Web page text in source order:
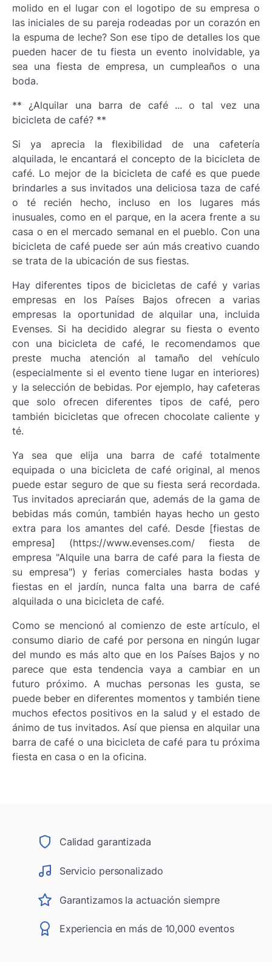
molido en el lugar con el logotipo de su empresa o
las iniciales de su pareja rodeadas por un corazón en
la espuma de leche? Son ese tipo de detalles los que
pueden hacer de tu fiesta un evento inolvidable, ya
sea una fiesta de empresa, un cumpleaños o una
boda.
** ¿Alquilar una barra de café ... o tal vez una
bicicleta de café? **
Si ya aprecia la flexibilidad de una cafetería
alquilada, le encantará el concepto de la bicicleta de
café. Lo mejor de la bicicleta de café es que puede
brindarles a sus invitados una deliciosa taza de café
o té recién hecho, incluso en los lugares más
inusuales, como en el parque, en la acera frente a su
casa o en el mercado semanal en el pueblo. Con una
bicicleta de café puede ser aún más creativo cuando
se trata de la ubicación de sus fiestas.
Hay diferentes tipos de bicicletas de café y varias
empresas en los Países Bajos ofrecen a varias
empresas la oportunidad de alquilar una, incluida
Evenses. Si ha decidido alegrar su fiesta o evento
con una bicicleta de café, le recomendamos que
preste mucha atención al tamaño del vehículo
(especialmente si el evento tiene lugar en interiores)
y la selección de bebidas. Por ejemplo, hay cafeteras
que solo ofrecen diferentes tipos de café, pero
también bicicletas que ofrecen chocolate caliente y
té.
Ya sea que elija una barra de café totalmente
equipada o una bicicleta de café original, al menos
puede estar seguro de que su fiesta será recordada.
Tus invitados apreciarán que, además de la gama de
bebidas más común, también hayas hecho un gesto
extra para los amantes del café. Desde [fiestas de
empresa] (https://www.evenses.com/ fiesta de
empresa "Alquile una barra de café para la fiesta de
su empresa") y ferias comerciales hasta bodas y
fiestas en el jardín, nunca falta una barra de café
alquilada o una bicicleta de café.
Como se mencionó al comienzo de este artículo, el
consumo diario de café por persona en ningún lugar
del mundo es más alto que en los Países Bajos y no
parece que esta tendencia vaya a cambiar en un
futuro próximo. A muchas personas les gusta, se
puede beber en diferentes momentos y también tiene
muchos efectos positivos en la salud y el estado de
ánimo de tus invitados. Así que piensa en alquilar una
barra de café o una bicicleta de café para tu próxima
fiesta en casa o en la oficina.
Calidad garantizada
Servicio personalizado
Garantizamos la actuación siempre
Experiencia en más de 10,000 eventos